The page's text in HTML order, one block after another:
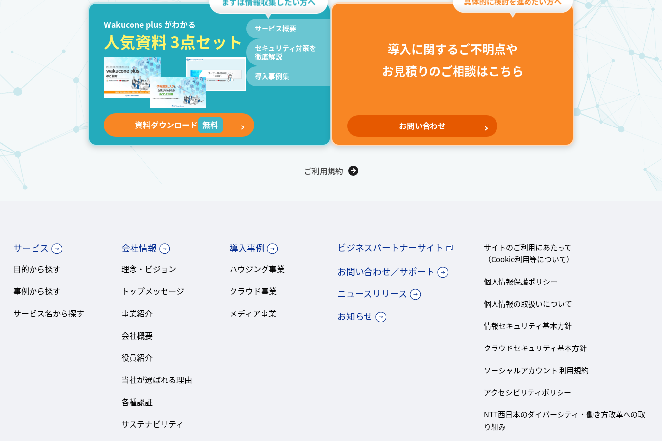
Wakucone plus がわかる
人気資料 3点セット
サービス概要
セキュリティ対策を
徹底解説
導入事例集
資料ダウンロード 無料
導入に関するご不明点や
お見積りのご相談はこちら
お問い合わせ
ご利用規約
サービス
目的から探す
事例から探す
サービス名から探す
会社情報
理念・ビジョン
トップメッセージ
事業紹介
会社概要
役員紹介
当社が選ばれる理由
各種認証
サステナビリティ
導入事例
ハウジング事業
クラウド事業
メディア事業
ビジネスパートナーサイト
お問い合わせ／サポート
ニュースリリース
お知らせ
サイトのご利用にあたって
（Cookie利用等について）
個人情報保護ポリシー
個人情報の取扱いについて
情報セキュリティ基本方針
クラウドセキュリティ基本方針
ソーシャルアカウント 利用規約
アクセシビリティポリシー
NTT西日本のダイバーシティ・働き方改革への取
り組み